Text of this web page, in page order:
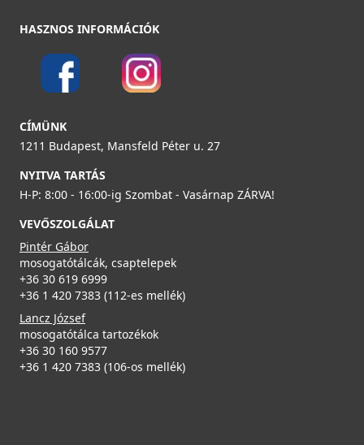
ELLECI - Csaptelep Neva G59 antracit
119 990 Ft
ELLECI - Csaptelep Neva G62
MGKNEV62
119 990 Ft
HASZNOS INFORMÁCIÓK
CÍMÜNK
1211 Budapest, Mansfeld Péter u. 27
NYITVA TARTÁS
H-P: 8:00 - 16:00-ig Szombat - Vasárnap ZÁRVA!
VEVŐSZOLGÁLAT
Pintér Gábor
mosogatótálcák, csaptelepek
+36 30 619 6999
+36 1 420 7383 (112-es mellék)
Lancz József
mosogatótálca tartozékok
+36 30 160 9577
+36 1 420 7383 (106-os mellék)